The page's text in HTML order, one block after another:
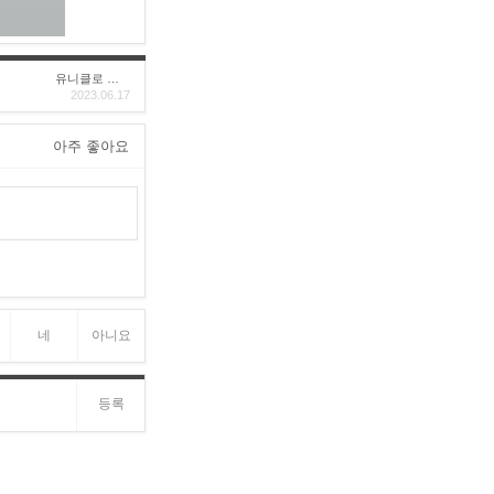
2023.06.17
아주 좋아요
네 아니요
등록